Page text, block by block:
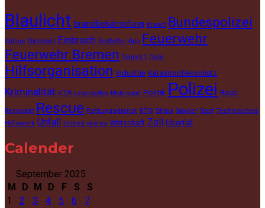
Blaulicht brandbekämpfung Brandt Bundespolizei
Culture Diebstahl Einbruch Ersthelfer App Feuerwehr
Feuerwehr Bremen
Formel 1 Gold
Hilfsorganisation Industrie Katastrophenschutz
Kriminalität KTW Lebenretten Motorsport Politik Polizei Raub
Rennsport Rescue Rettungsdienst RTW Ships Snooker Sport Technisches
Hilfswerk Unfall United states Wirtschaft Zoll Überfall
Calender
September 2025
M
D M D F S
S
1
2 3 4 5 6
7